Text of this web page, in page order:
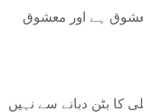
ہے اور معشوق
کا بٹن دبانے سے نہیں